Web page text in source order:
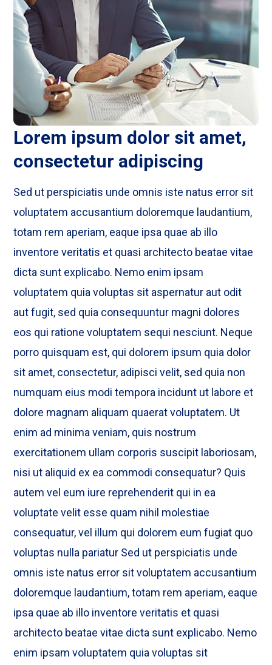
Lorem ipsum dolor sit amet,
consectetur adipiscing
Sed ut perspiciatis unde omnis iste natus error sit
voluptatem accusantium doloremque laudantium,
totam rem aperiam, eaque ipsa quae ab illo
inventore veritatis et quasi architecto beatae vitae
dicta sunt explicabo. Nemo enim ipsam
voluptatem quia voluptas sit aspernatur aut odit
aut fugit, sed quia consequuntur magni dolores
eos qui ratione voluptatem sequi nesciunt. Neque
porro quisquam est, qui dolorem ipsum quia dolor
sit amet, consectetur, adipisci velit, sed quia non
numquam eius modi tempora incidunt ut labore et
dolore magnam aliquam quaerat voluptatem. Ut
enim ad minima veniam, quis nostrum
exercitationem ullam corporis suscipit laboriosam,
nisi ut aliquid ex ea commodi consequatur? Quis
autem vel eum iure reprehenderit qui in ea
voluptate velit esse quam nihil molestiae
consequatur, vel illum qui dolorem eum fugiat quo
voluptas nulla pariatur Sed ut perspiciatis unde
omnis iste natus error sit voluptatem accusantium
doloremque laudantium, totam rem aperiam, eaque
ipsa quae ab illo inventore veritatis et quasi
architecto beatae vitae dicta sunt explicabo. Nemo
enim ipsam voluptatem quia voluptas sit